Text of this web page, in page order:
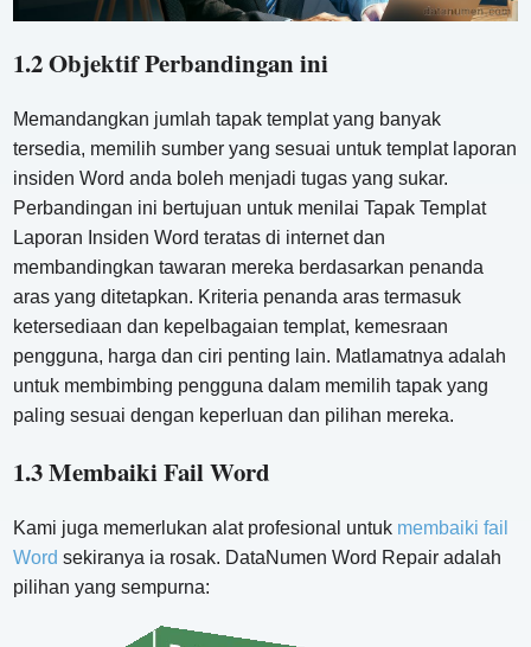
1.2 Objektif Perbandingan ini
Memandangkan jumlah tapak templat yang banyak
tersedia, memilih sumber yang sesuai untuk templat laporan
insiden Word anda boleh menjadi tugas yang sukar.
Perbandingan ini bertujuan untuk menilai Tapak Templat
Laporan Insiden Word teratas di internet dan
membandingkan tawaran mereka berdasarkan penanda
aras yang ditetapkan. Kriteria penanda aras termasuk
ketersediaan dan kepelbagaian templat, kemesraan
pengguna, harga dan ciri penting lain. Matlamatnya adalah
untuk membimbing pengguna dalam memilih tapak yang
paling sesuai dengan keperluan dan pilihan mereka.
1.3 Membaiki Fail Word
Kami juga memerlukan alat profesional untuk membaiki fail
Word sekiranya ia rosak. DataNumen Word Repair adalah
pilihan yang sempurna: